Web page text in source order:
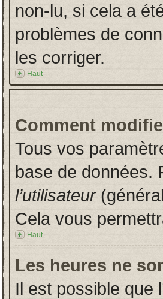
non-lu, si cela a
problèmes de
les corriger.
Haut
Comment
Tous vos
base de données.
l’utilisateur
Cela vous
Haut
Les heures ne
Il est possible que